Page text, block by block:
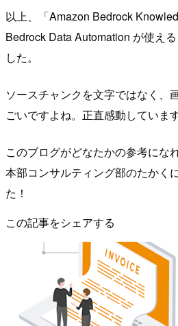
以上、「Amazon Bedrock
Bedrock Data Automation が使え
した。
ソースチャンクを文字ではなく、
ごいですよね。正直感動しています
このブログがどなたかの参考にな
本部コンサルティング部のたかく
た！
この記事をシェアする